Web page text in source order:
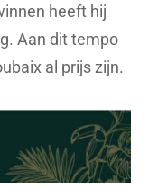
heeft hij
Aan dit tempo
al prijs zijn.